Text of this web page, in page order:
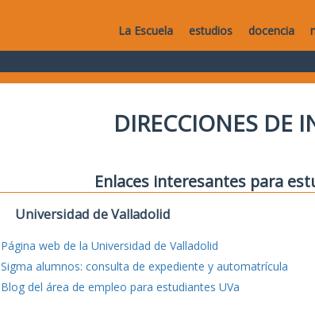
La Escuela estudios docencia
DIRECCIONES DE
Enlaces interesantes para
Universidad de Valladolid
Página web de la Universidad de Valladolid
Sigma alumnos: consulta de expediente y automatrícula
Blog del área de empleo para estudiantes UVa